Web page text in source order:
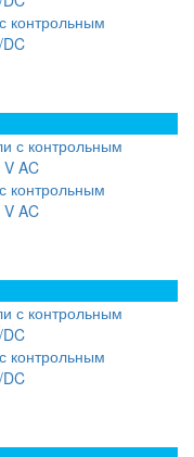
контрольным
контрольным
AC
контрольным